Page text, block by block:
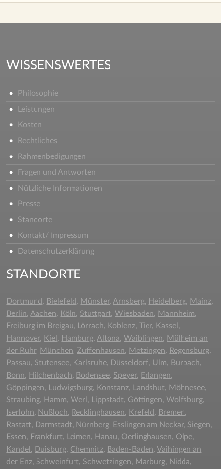
WISSENSWERTES
Philosophie
Leistungen
Kosten
Rechtliches
Rahmenbedigungen
Fragen und Antworten
Nützliche Informationen
Presse
Standorte
Kontakt/ Impressum
Datenschutzerklärung
STANDORTE
Dortmund, Bielefeld, Münster, Arnsberg, Heidelberg, Mainz,
Berlin, Aachen, Köln, Stuttgart, Wiesbaden, Mannheim,
Freiburg im Breigau, Lörrach, Koblenz,Tier, Kassel ,
Hannover, Kiel , Hamburg, Altona, Waiblingen, Mülheim an
der Ruhr, München, Zuffenhausen, Metzingen, Regensburg,
Passau, Stutensee, Karlsruhe, Düsseldorf, Ulm, Burbach,
Bonn, Hilchenbach, Bodensee, Speyer, Erlangen,
Göppingen, Ludwigsburg, Konstanz, Landshut, Möhnesee,
Straubing, Hamm, Werl , Lippstadt, Göttingen, Wolfsburg,
Iserlohn, Nußloch, Recklinghausen, Krefeld, Bremen,
Rastatt, Darmstadt, Nürnberg, Esslingen am Neckar, Siegen,
Essen, Frankfurt, Leimen, Hanau, Oerlinghausen, Olpe,
Kandel , Duisburg, Chemnitz, Baden-Baden,Vaihingen an
der Enz, Schweinfurt, Schwetzingen, Marburg, Nidda,